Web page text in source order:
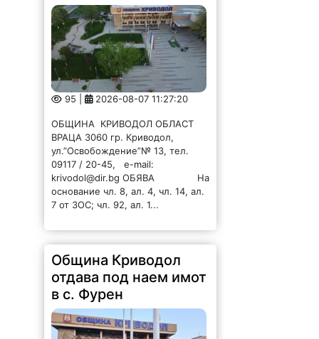
95 | 2026-08-07 11:27:20
ОБЩИНА КРИВОДОЛ ОБЛАСТ
ВРАЦА 3060 гр. Криводол,
ул.”Освобождение”№ 13, тел.
09117 / 20-45, e-mail:
krivodol@dir.bg ОБЯВА На
основание чл. 8, ал. 4, чл. 14, ал.
7 от ЗОС; чл. 92, ал. 1...
Община Криводол
отдава под наем имот
в с. Фурен